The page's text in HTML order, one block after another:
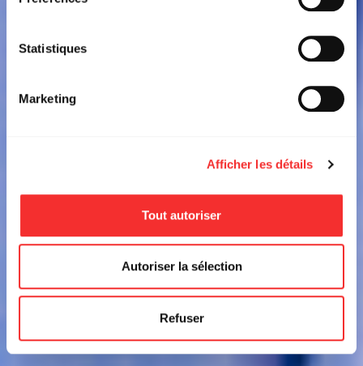
Statistiques
Marketing
Afficher les détails
Tout autoriser
Autoriser la sélection
Refuser